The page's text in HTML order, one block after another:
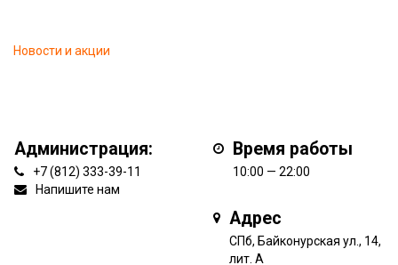
Новости и акции
Администрация:
+7 (812) 333-39-11
Напишите нам
Время работы
10:00 — 22:00
Адрес
СПб, Байконурская ул., 14,
лит. А